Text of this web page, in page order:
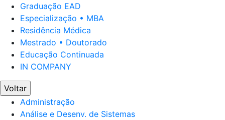
Graduação EAD
Especialização • MBA
Residência Médica
Mestrado • Doutorado
Educação Continuada
IN COMPANY
Voltar
Administração
Análise e Desenv. de Sistemas